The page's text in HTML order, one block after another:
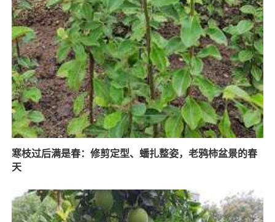
寒枝过后满是春：修剪定型、蟠扎整姿，老鸦柿盆景的春
天